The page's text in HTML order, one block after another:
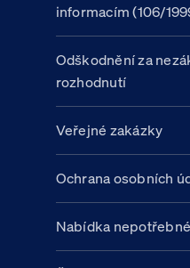
informacím (106/
Odškodnění za
rozhodnutí
Veřejné zakázky
Ochrana osobních
Nabídka